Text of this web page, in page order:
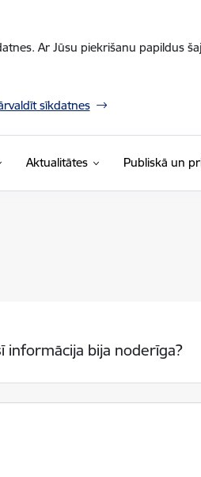
Ar Jūsu piekrišanu papildus
sīkdatnes
Aktualitātes Publiskā un
informācija bija noderīga?